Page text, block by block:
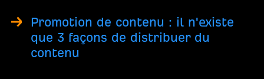
Promotion de contenu : il n'existe
que 3 façons de distribuer du
contenu